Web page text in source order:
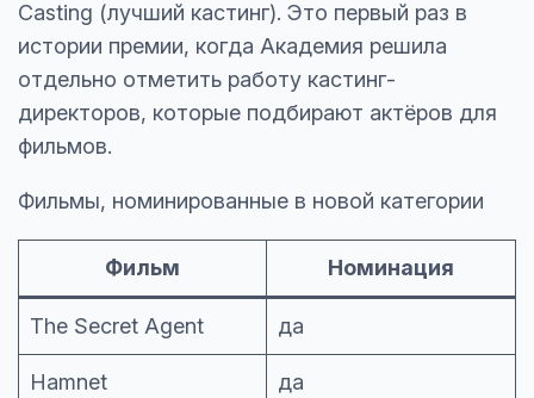
Casting (лучший кастинг). Это первый раз в
истории премии, когда Академия решила
отдельно отметить работу кастинг-
директоров, которые подбирают актёров для
фильмов.
Фильмы, номинированные в новой категории
Фильм Номинация
The Secret Agent да
Hamnet да